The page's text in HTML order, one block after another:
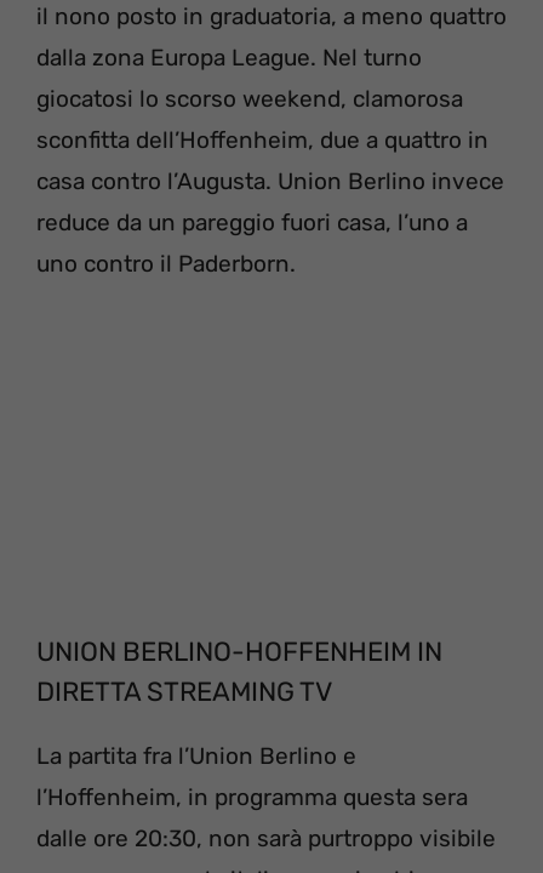
il nono posto in graduatoria, a meno quattro
dalla zona Europa League. Nel turno
giocatosi lo scorso weekend, clamorosa
sconfitta dell’Hoffenheim, due a quattro in
casa contro l’Augusta. Union Berlino invece
reduce da un pareggio fuori casa, l’uno a
uno contro il Paderborn.
UNION BERLINO-HOFFENHEIM IN
DIRETTA STREAMING TV
La partita fra l’Union Berlino e
l’Hoffenheim, in programma questa sera
dalle ore 20:30, non sarà purtroppo visibile